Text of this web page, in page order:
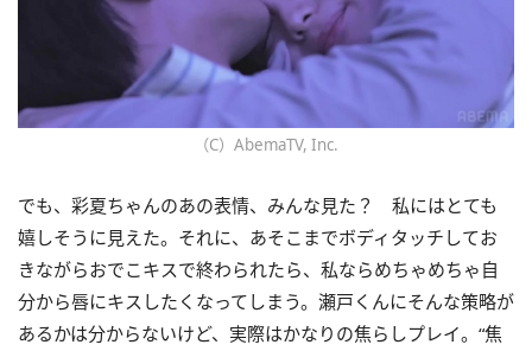
（C）AbemaTV, Inc.
でも、彩夏ちゃんのあの表情、みんな見た？ 私にはとても
嬉しそうに見えた。それに、あそこまでボディタッチしてお
きながらおでこキスで終わられたら、私ならめちゃめちゃ自
分から唇にキスしたくなってしまう。瀬戸くんにそんな策略が
あるかは分からないけど、実際はかなりの焦らしプレイ。“焦